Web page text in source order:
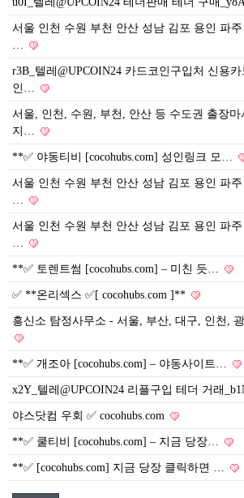
서울 인천 수원 부천 안산 성남 김포 용인 파주
…
r3B_텔레@UPCOIN24 카드코인구입처 신용카
인…
서울, 인천, 수원, 부천, 안산 등 수도권 출장마
지…
**✅ 야동티비 [cocohubs.com] 성인링크 모…
서울 인천 수원 부천 안산 성남 김포 용인 파주
…
서울 인천 수원 부천 안산 성남 김포 용인 파주
…
**✅ 토렌트썸 [cocohubs.com] – 미친 듯…
✅ **온리섹스 ✅[ cocohubs.com ]**
흥신소 탐정사무소 - 서울, 부산, 대구, 인천,
**✅ 개조아 [cocohubs.com] – 야동사이트…
x2Y_텔레@UPCOIN24 리플구입 테더 거래
야스닷컴 우회 ✅ cocohubs.com
**✅ 쿨티비 [cocohubs.com] – 지금 당장…
**✅ [cocohubs.com] 지금 당장 클릭하면 …